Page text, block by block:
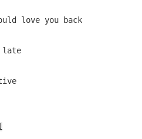
So now I think that I could love you back
And I hope it's not too late